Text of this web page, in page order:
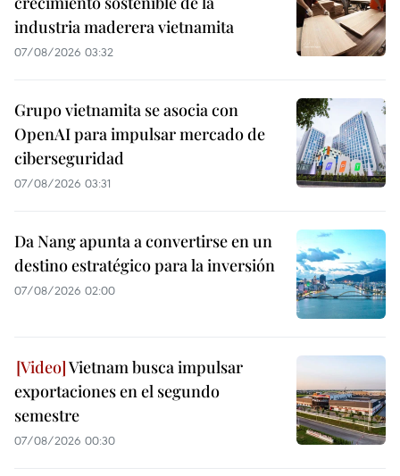
industria maderera vietnamita
07/08/2026 03:32
Grupo vietnamita se asocia con
OpenAI para impulsar mercado de
ciberseguridad
07/08/2026 03:31
Da Nang apunta a convertirse en un
destino estratégico para la inversión
07/08/2026 02:00
Vietnam busca impulsar
exportaciones en el segundo
semestre
07/08/2026 00:30